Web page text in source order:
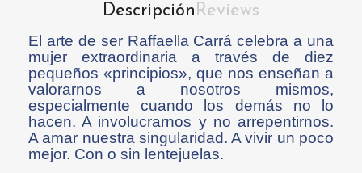
Descripción Reviews
El arte de ser Raffaella Carrá celebra a una
mujer extraordinaria a través de diez
pequeños «principios», que nos enseñan a
valorarnos a nosotros mismos,
especialmente cuando los demás no lo
hacen. A involucrarnos y no arrepentirnos.
A amar nuestra singularidad. A vivir un poco
mejor. Con o sin lentejuelas.